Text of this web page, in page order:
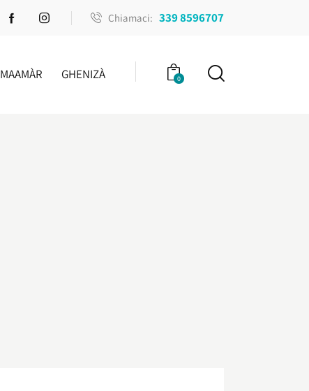
Chiamaci: 339 8596707
MAAMÀR GHENIZÀ 0